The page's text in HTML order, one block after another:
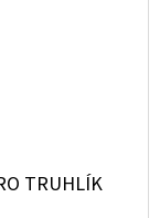
TRUHLÍK